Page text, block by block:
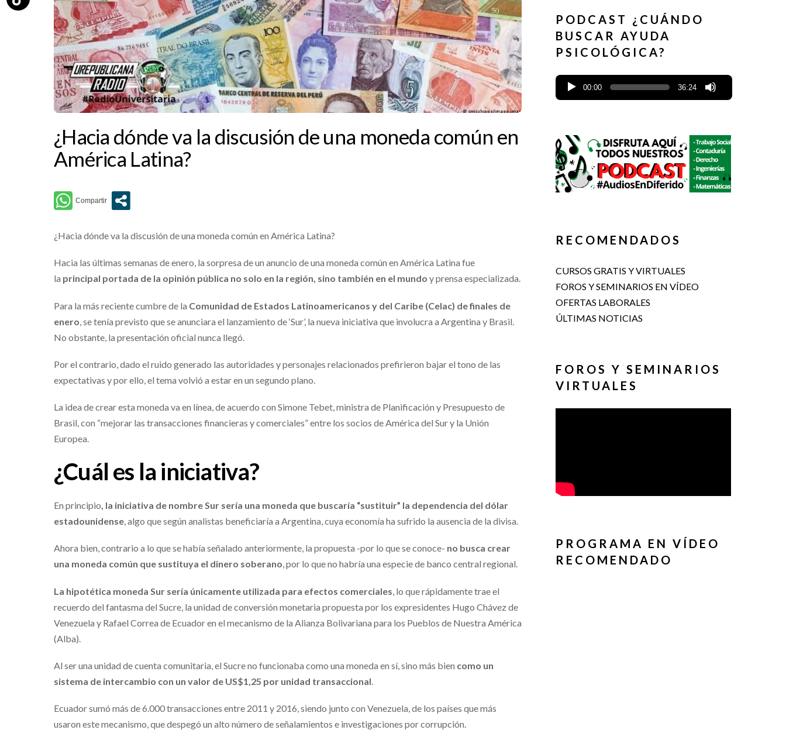
¿Hacia dónde va la discusión de una moneda común en
América Latina?
¿Hacia dónde va la discusión de una moneda común en América Latina?
Hacia las últimas semanas de enero, la sorpresa de un anuncio de una moneda común en América Latina fue
la principal portada de la opinión pública no solo en la región, sino también en el mundo y prensa especializada.
Para la más reciente cumbre de la Comunidad de Estados Latinoamericanos y del Caribe (Celac) de finales de
enero , se tenía previsto que se anunciara el lanzamiento de ‘Sur’, la nueva iniciativa que involucra a Argentina y Brasil.
No obstante, la presentación oficial nunca llegó.
Por el contrario, dado el ruido generado las autoridades y personajes relacionados prefirieron bajar el tono de las
expectativas y por ello, el tema volvió a estar en un segundo plano.
La idea de crear esta moneda va en línea, de acuerdo con Simone Tebet, ministra de Planificación y Presupuesto de
Brasil, con “mejorar las transacciones financieras y comerciales” entre los socios de América del Sur y la Unión
Europea.
¿Cuál es la iniciativa?
En principio, la iniciativa de nombre Sur sería una moneda que buscaría “sustituir” la dependencia del dólar
estadounidense, algo que según analistas beneficiaría a Argentina, cuya economía ha sufrido la ausencia de la divisa.
Ahora bien, contrario a lo que se había señalado anteriormente, la propuesta -por lo que se conoce- no busca crear
una moneda común que sustituya el dinero soberano, por lo que no habría una especie de banco central regional.
La hipotética moneda Sur sería únicamente utilizada para efectos comerciales , lo que rápidamente trae el
recuerdo del fantasma del Sucre, la unidad de conversión monetaria propuesta por los expresidentes Hugo Chávez de
Venezuela y Rafael Correa de Ecuador en el mecanismo de la Alianza Bolivariana para los Pueblos de Nuestra América
(Alba).
Al ser una unidad de cuenta comunitaria, el Sucre no funcionaba como una moneda en sí, sino más bien como un
sistema de intercambio con un valor de US$1,25 por unidad transaccional
Ecuador sumó más de 6.000 transacciones entre 2011 y 2016, siendo junto con Venezuela, de los países que más
usaron este mecanismo, que despegó un alto número de señalamientos e investigaciones por corrupción.
PODCAST ¿CUÁNDO
BUSCAR AYUDA
PSICOLÓGICA?
00:00 36:24
RECOMENDADOS
CURSOS GRATIS Y VIRTUALES
FOROS Y SEMINARIOS EN VÍDEO
OFERTAS LABORALES
ÚLTIMAS NOTICIAS
FOROS Y SEMINARIOS
VIRTUALES
PROGRAMA EN VÍDEO
RECOMENDADO